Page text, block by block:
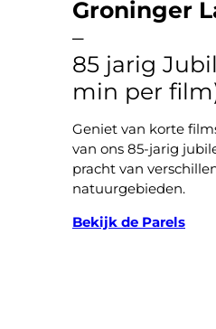
Groninger
–
85 jarig
min per
Geniet van korte
van ons 85-jarig
pracht van
natuurgebieden.
Bekijk de Parels